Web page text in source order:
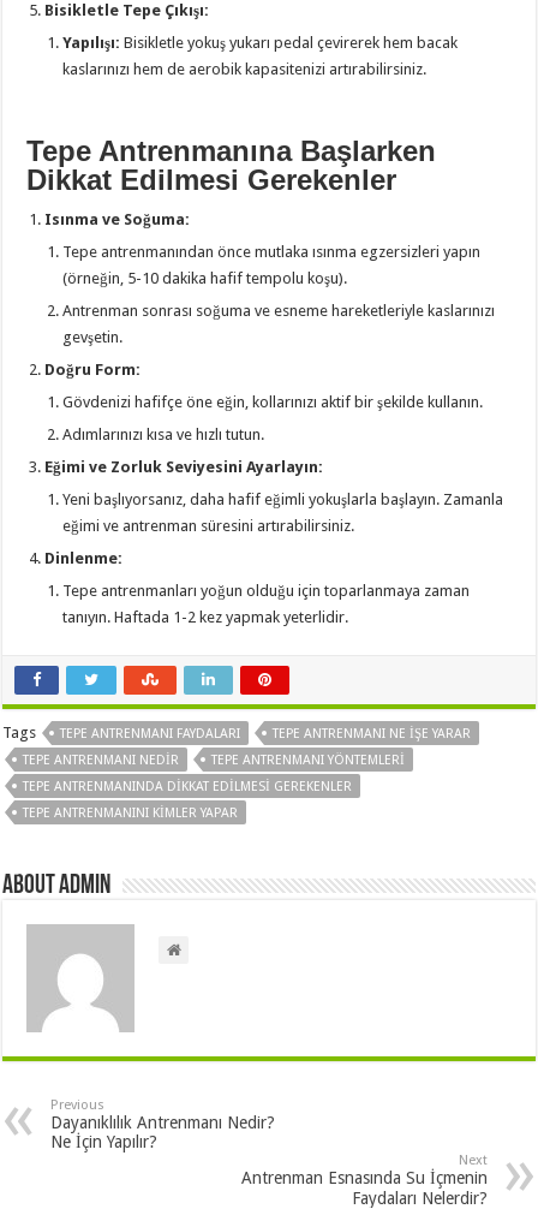
Bisikletle Tepe Çıkışı:
Yapılışı: Bisikletle yokuş yukarı pedal çevirerek hem bacak
kaslarınızı hem de aerobik kapasitenizi artırabilirsiniz.
Tepe Antrenmanına Başlarken
Dikkat Edilmesi Gerekenler
Isınma ve Soğuma:
Tepe antrenmanından önce mutlaka ısınma egzersizleri yapın
(örneğin, 5-10 dakika hafif tempolu koşu).
Antrenman sonrası soğuma ve esneme hareketleriyle kaslarınızı
gevşetin.
Doğru Form:
Gövdenizi hafifçe öne eğin, kollarınızı aktif bir şekilde kullanın.
Adımlarınızı kısa ve hızlı tutun.
Eğimi ve Zorluk Seviyesini Ayarlayın:
Yeni başlıyorsanız, daha hafif eğimli yokuşlarla başlayın. Zamanla
eğimi ve antrenman süresini artırabilirsiniz.
Dinlenme:
Tepe antrenmanları yoğun olduğu için toparlanmaya zaman
tanıyın. Haftada 1-2 kez yapmak yeterlidir.
Tags TEPE ANTRENMANI FAYDALARI
TEPE ANTRENMANI NE IŞE YARAR
TEPE ANTRENMANI NEDIR
TEPE ANTRENMANI YÖNTEMLERI
TEPE ANTRENMANINDA DIKKAT EDILMESI GEREKENLER
TEPE ANTRENMANINI KIMLER YAPAR
About admin
Previous
Dayanıklılık Antrenmanı Nedir?
Ne İçin Yapılır?
Next
Antrenman Esnasında Su İçmenin
Faydaları Nelerdir?